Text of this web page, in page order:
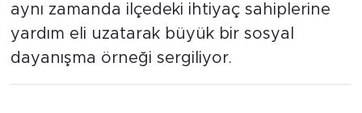
aynı zamanda ilçedeki ihtiyaç sahiplerine
yardım eli uzatarak büyük bir sosyal
dayanışma örneği sergiliyor.